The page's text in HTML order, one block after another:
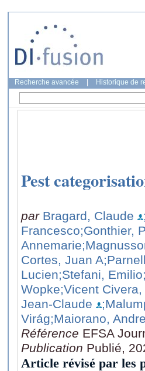
Recherche avancée Historique de
Pest
par Bragard, Claude
Francesco;Gonthier,
Annemarie
Cortes, Juan A
Lucien;Stefani, Emilio
Wopke;Vicent Civera,
Jean-Claude
Virág;Maiorano,
Référence EFSA
Publication Publié,
Article révisé par les